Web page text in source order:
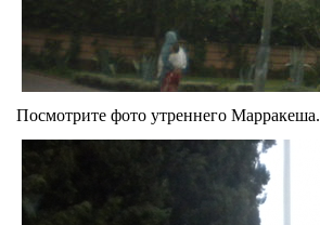
Посмотрите фото утреннего Марракеша.